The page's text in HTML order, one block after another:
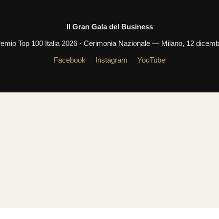
Il Gran Gala del Business
Top 100 Italia 2026 · Cerimonia Nazionale — Milano, 12
Facebook
Instagram YouTube